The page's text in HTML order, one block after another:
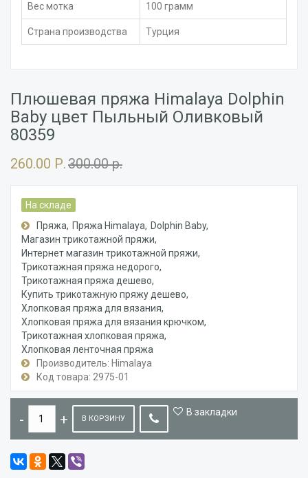
Вес мотка 100 грамм
Страна производства Турция
Плюшевая пряжа Himalaya Dolphin
Baby цвет Пыльный Оливковый
80359
260.00 Р.300.00 р.
На складе
Пряжа
Пряжа Himalaya
Dolphin Baby
Магазин трикотажной пряжи
Интернет магазин трикотажной пряжи
Трикотажная пряжа недорого
Трикотажная пряжа дешево
Купить трикотажную пряжу дешево
Хлопковая пряжа для вязания
Хлопковая пряжа для вязания крючком
Трикотажная хлопковая пряжа
Хлопковая ленточная пряжа
Производитель: Himalaya
Код товара: 2975-01
В КОРЗИНУ
В закладки